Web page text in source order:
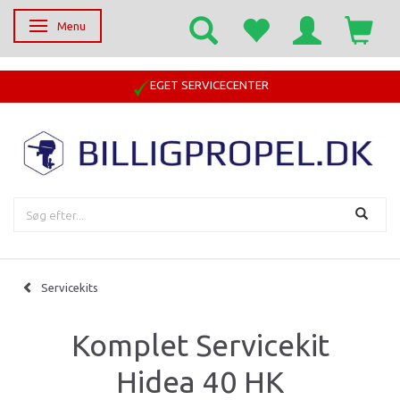
Skifte navigation
Menu
EGET SERVICECENTER
Servicekits
Komplet Servicekit
Hidea 40 HK